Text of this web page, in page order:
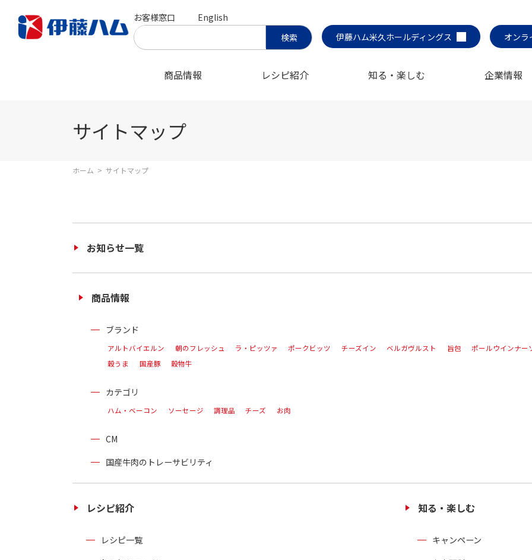
お客様窓口
English
伊藤ハム米久ホールディングス
オンラ
商品情報 レシピ紹介 知る・楽しむ 企業情報
サイトマップ
ホーム > サイトマップ
お知らせ一覧
商品情報
ブランド
アルトバイエルン 朝のフレッシュ ラ・ピッツァ ポークビッツ チーズイン ベルガヴルスト 旨包
ポールウインナー
穀うま
国産豚 穀物牛
カテゴリ
ハム・ベーコン ソーセージ 調理品 チーズ お肉
CM
国産牛肉のトレーサビリティ
レシピ紹介
レシピ一覧
知る・楽しむ
キャンペーン